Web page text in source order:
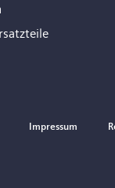
Impressum